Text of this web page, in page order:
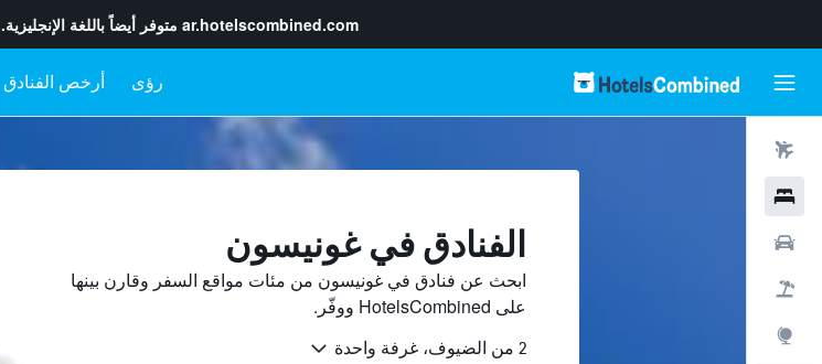
ar.hotelscombined.com متوفر أيضاً باللغة الإنجليزية.
رؤى أرخص الفنادق
الفنادق في غونيسون
ابحث عن فنادق في غونيسون من مئات مواقع السفر وقارن بينها
على HotelsCombined ووفّر.
2 من الضيوف، غرفة واحدة